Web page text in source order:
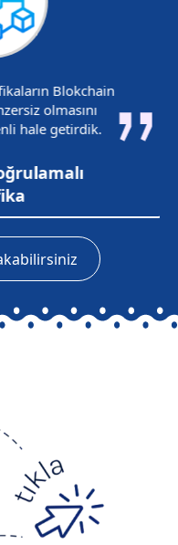
Blokchain
olmasını
hale getirdik.